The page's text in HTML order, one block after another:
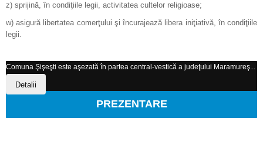
z) sprijină, în condiţiile legii, activitatea cultelor religioase;
w) asigură libertatea comerţului şi încurajează libera iniţiativă, în condiţiile
legii.
Comuna Şişeşti este aşezată în partea central-vestică a judeţului Maramureş...
Detalii
PREZENTARE